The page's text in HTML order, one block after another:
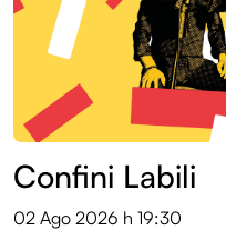
Confini Labili
02 Ago 2026 h 19:30